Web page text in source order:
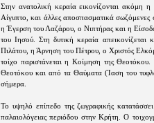
Στην ανατολική κεραία εικονίζονται
Αίγυπτο, και άλλες αποσπασματικά σωζόμενες
η Έγερση του Λαζάρου, ο Νιπτήρας και η
του Ιησού. Στη δυτική κεραία
Πιλάτου, η Άρνηση του Πέτρου, ο Χριστός
τοίχο παριστάνεται η Κοίμηση της
Θεοτόκου και από τα Θαύματα (Ίαση του
σήμερα.
Το υψηλό επίπεδο της ζωγραφικής
παλαιολόγειας περιόδου στην Κρήτη. Ο